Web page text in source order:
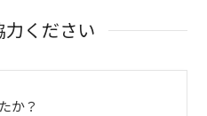
力ください
か？